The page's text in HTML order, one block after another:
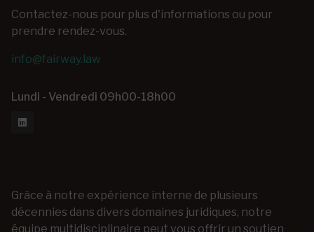
Contactez-nous pour plus d'informations ou pour
prendre rendez-vous.
info@fairway.law
Lundi - Vendredi 09h00-18h00
Grâce à notre expérience interne de plusieurs
décennies dans divers domaines juridiques, notre
équipe multidisciplinaire peut vous offrir un soutien